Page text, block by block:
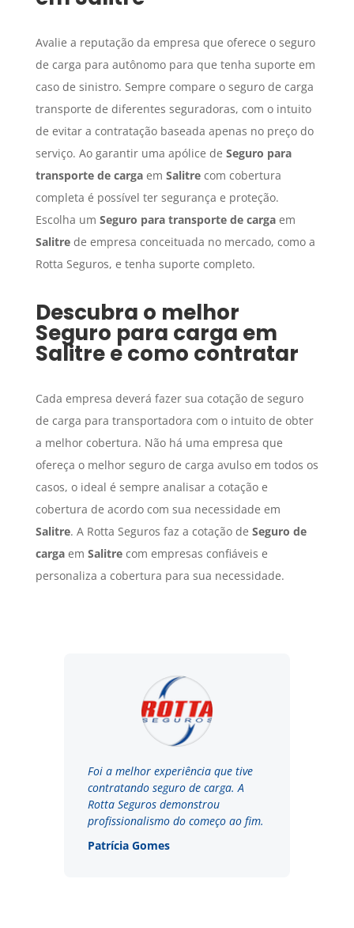
Avalie a reputação da empresa que oferece o seguro
de carga para autônomo para que tenha suporte em
caso de sinistro. Sempre compare o seguro de carga
transporte de diferentes seguradoras, com o intuito
de evitar a contratação baseada apenas no preço do
serviço. Ao garantir uma apólice de Seguro para
transporte de cargaem Salitrecom cobertura
completa é possível ter segurança e proteção.
Escolha um Seguro para transporte de cargaem
Salitrede empresa conceituada no mercado, como a
Rotta Seguros, e tenha suporte completo.
Descubra o melhor
Seguro para carga em
Salitree como contratar
Cada empresa deverá fazer sua cotação de seguro
de carga para transportadora com o intuito de obter
a melhor cobertura. Não há uma empresa que
ofereça o melhor seguro de carga avulso em todos os
casos, o ideal é sempre analisar a cotação e
cobertura de acordo com sua necessidade em
Salitre. A Rotta Seguros faz a cotação de Seguro de
cargaem Salitrecom empresas confiáveis e
personaliza a cobertura para sua necessidade.
Foi a melhor experiência que tive
contratando seguro de carga. A
Rotta Seguros demonstrou
profissionalismo do começo ao fim.
Patrícia Gomes